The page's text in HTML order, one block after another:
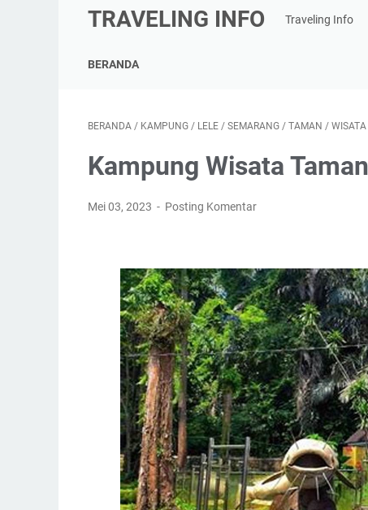
TRAVELING INFO Traveling Info
BERANDA
BERANDA / KAMPUNG / LELE / SEMARANG / TAMAN / WISATA
Kampung Wisata
Mei 03, 2023 Posting Komentar